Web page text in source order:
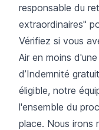
responsable du
extraordinaires"
Vérifiez si vous
Air en moins
d’Indemnité
éligible, notre
l'ensemble du
place. Nous irons